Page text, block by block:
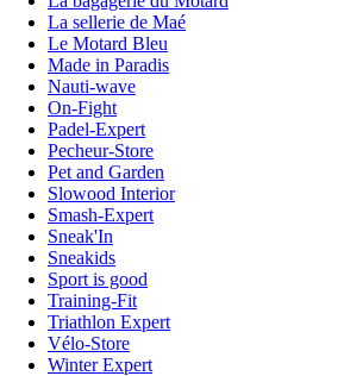
La sellerie de Maé
Le Motard Bleu
Made in Paradis
Nauti-wave
On-Fight
Padel-Expert
Pecheur-Store
Pet and Garden
Slowood Interior
Smash-Expert
Sneak'In
Sneakids
Sport is good
Training-Fit
Triathlon Expert
Vélo-Store
Winter Expert